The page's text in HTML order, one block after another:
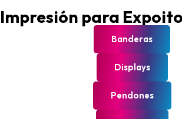
Impresión para
Banderas
Displays
Pendones